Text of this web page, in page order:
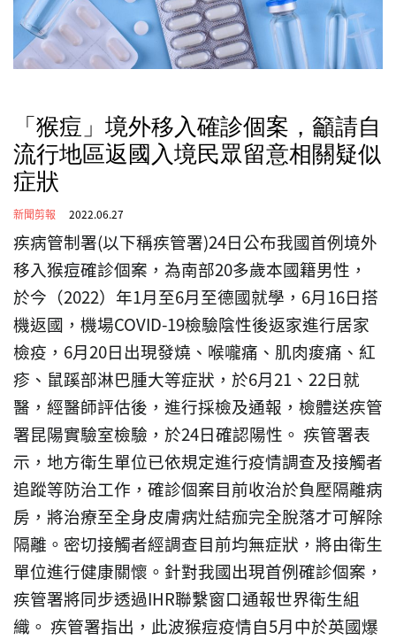
「猴痘」境外移入確診個案，籲請自
流行地區返國入境民眾留意相關疑似
症狀
新聞剪報 2022.06.27
疾病管制署(以下稱疾管署)24日公布我國首例境外
移入猴痘確診個案，為南部20多歲本國籍男性，
於今（2022）年1月至6月至德國就學，6月16日搭
機返國，機場COVID-19檢驗陰性後返家進行居家
檢疫，6月20日出現發燒、喉嚨痛、肌肉痠痛、紅
疹、鼠蹊部淋巴腫大等症狀，於6月21、22日就
醫，經醫師評估後，進行採檢及通報，檢體送疾管
署昆陽實驗室檢驗，於24日確認陽性。 疾管署表
示，地方衛生單位已依規定進行疫情調查及接觸者
追蹤等防治工作，確診個案目前收治於負壓隔離病
房，將治療至全身皮膚病灶結痂完全脫落才可解除
隔離。密切接觸者經調查目前均無症狀，將由衛生
單位進行健康關懷。針對我國出現首例確診個案，
疾管署將同步透過IHR聯繫窗口通報世界衛生組
織。 疾管署指出，此波猴痘疫情自5月中於英國爆